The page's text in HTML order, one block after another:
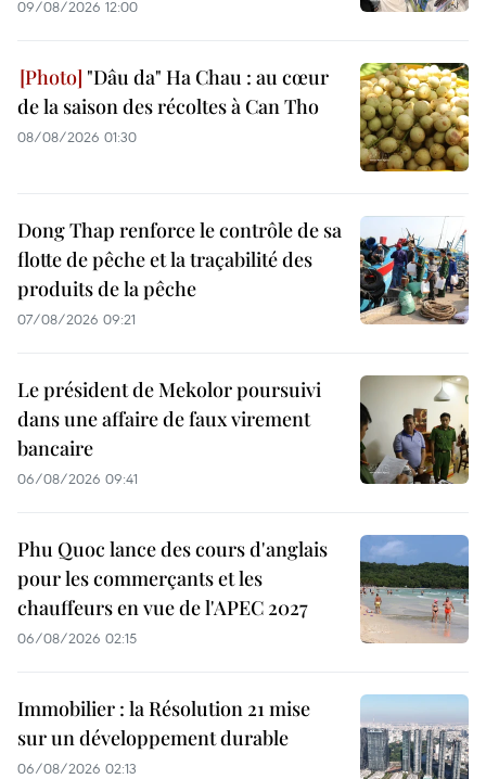
09/08/2026 12:00
"Dâu da" Ha Chau : au cœur
de la saison des récoltes à Can Tho
08/08/2026 01:30
Dong Thap renforce le contrôle de sa
flotte de pêche et la traçabilité des
produits de la pêche
07/08/2026 09:21
Le président de Mekolor poursuivi
dans une affaire de faux virement
bancaire
06/08/2026 09:41
Phu Quoc lance des cours d'anglais
pour les commerçants et les
chauffeurs en vue de l'APEC 2027
06/08/2026 02:15
Immobilier : la Résolution 21 mise
sur un développement durable
06/08/2026 02:13